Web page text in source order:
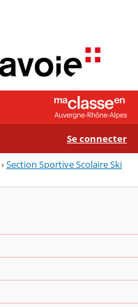
Se connecter
›Section Sportive Scolaire Ski